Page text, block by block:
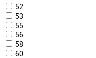
52
53
55
56
58
60